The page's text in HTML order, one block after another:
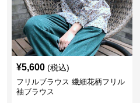
¥5,600 (税込)
フリルブラウス 繊細花柄フリル
袖ブラウス